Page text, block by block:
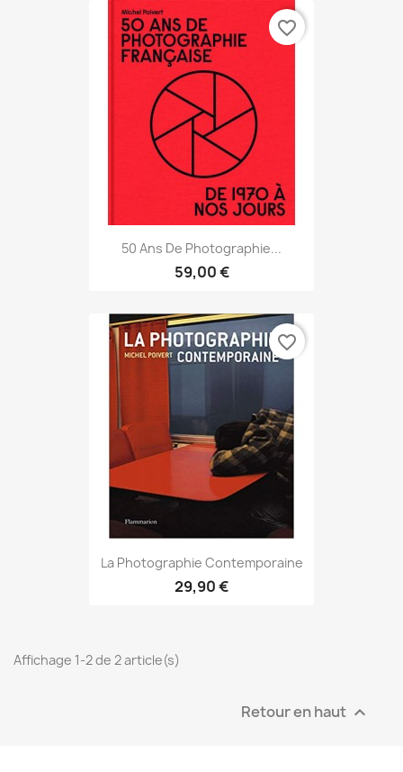
50 Ans De Photographie...
59,00 €
favorite_border
La Photographie Contemporaine
29,90 €
favorite_border
Affichage 1-2 de 2 article(s)
Retour en haut 